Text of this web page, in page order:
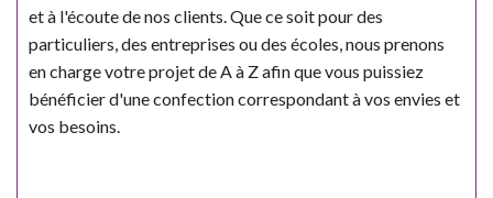
et à l'écoute de nos clients. Que ce soit pour des
particuliers, des entreprises ou des écoles, nous prenons
en charge votre projet de A à Z afin que vous puissiez
bénéficier d'une confection correspondant à vos envies et
vos besoins.